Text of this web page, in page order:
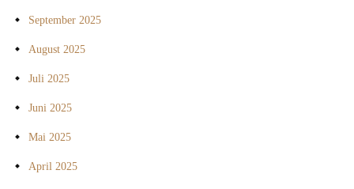
September 2025
August 2025
Juli 2025
Juni 2025
Mai 2025
April 2025